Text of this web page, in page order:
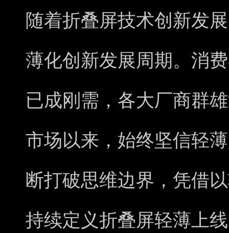
随着折叠屏技术创新发
薄化创新发展周期。消
已成刚需，各大厂商群
市场以来，始终坚信轻
断打破思维边界，凭借
持续定义折叠屏轻薄上